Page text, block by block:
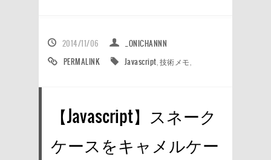
2014/11/06
_ONICHANNN
PERMALINK
Javascript,技術メモ,
【Javascript】スネーク
ケースをキャメルケー